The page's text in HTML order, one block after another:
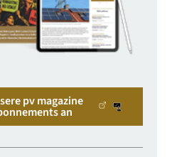
pv magazine
an